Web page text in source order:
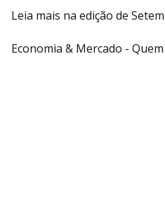
Leia mais na edição de
Economia & Mercado -